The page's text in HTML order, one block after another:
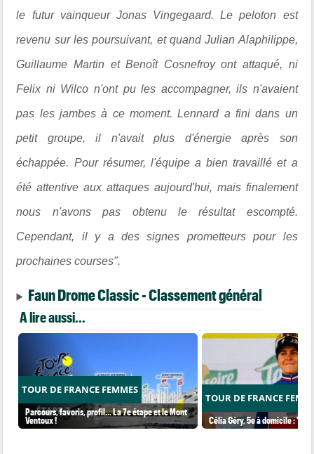
le futur vainqueur Jonas Vingegaard. Le peloton est
revenu sur les poursuivant, et quand Julian Alaphilippe,
Guillaume Martin et Benoît Cosnefroy ont attaqué, ni
Felix ni Wilco n'ont pu les accompagner, ils n'avaient
pas les jambes à ce moment. Lennard a fini dans un
petit groupe, il n'avait plus d'énergie après son
échappée. Pour résumer, l'équipe a bien travaillé et a
été attentive aux attaques aujourd'hui, mais finalement
nous n'avons pas obtenu le résultat escompté.
Cependant, il y a des signes prometteurs pour les
prochaines courses".
Faun Drome Classic - Classement général
A lire aussi...
TOUR DE FRANCE FEMMES
Parcours, favoris, profil… La 7e étape et le Mont
Ventoux !
TOUR DE FRANCE
Célia Géry, 5e à domicile :